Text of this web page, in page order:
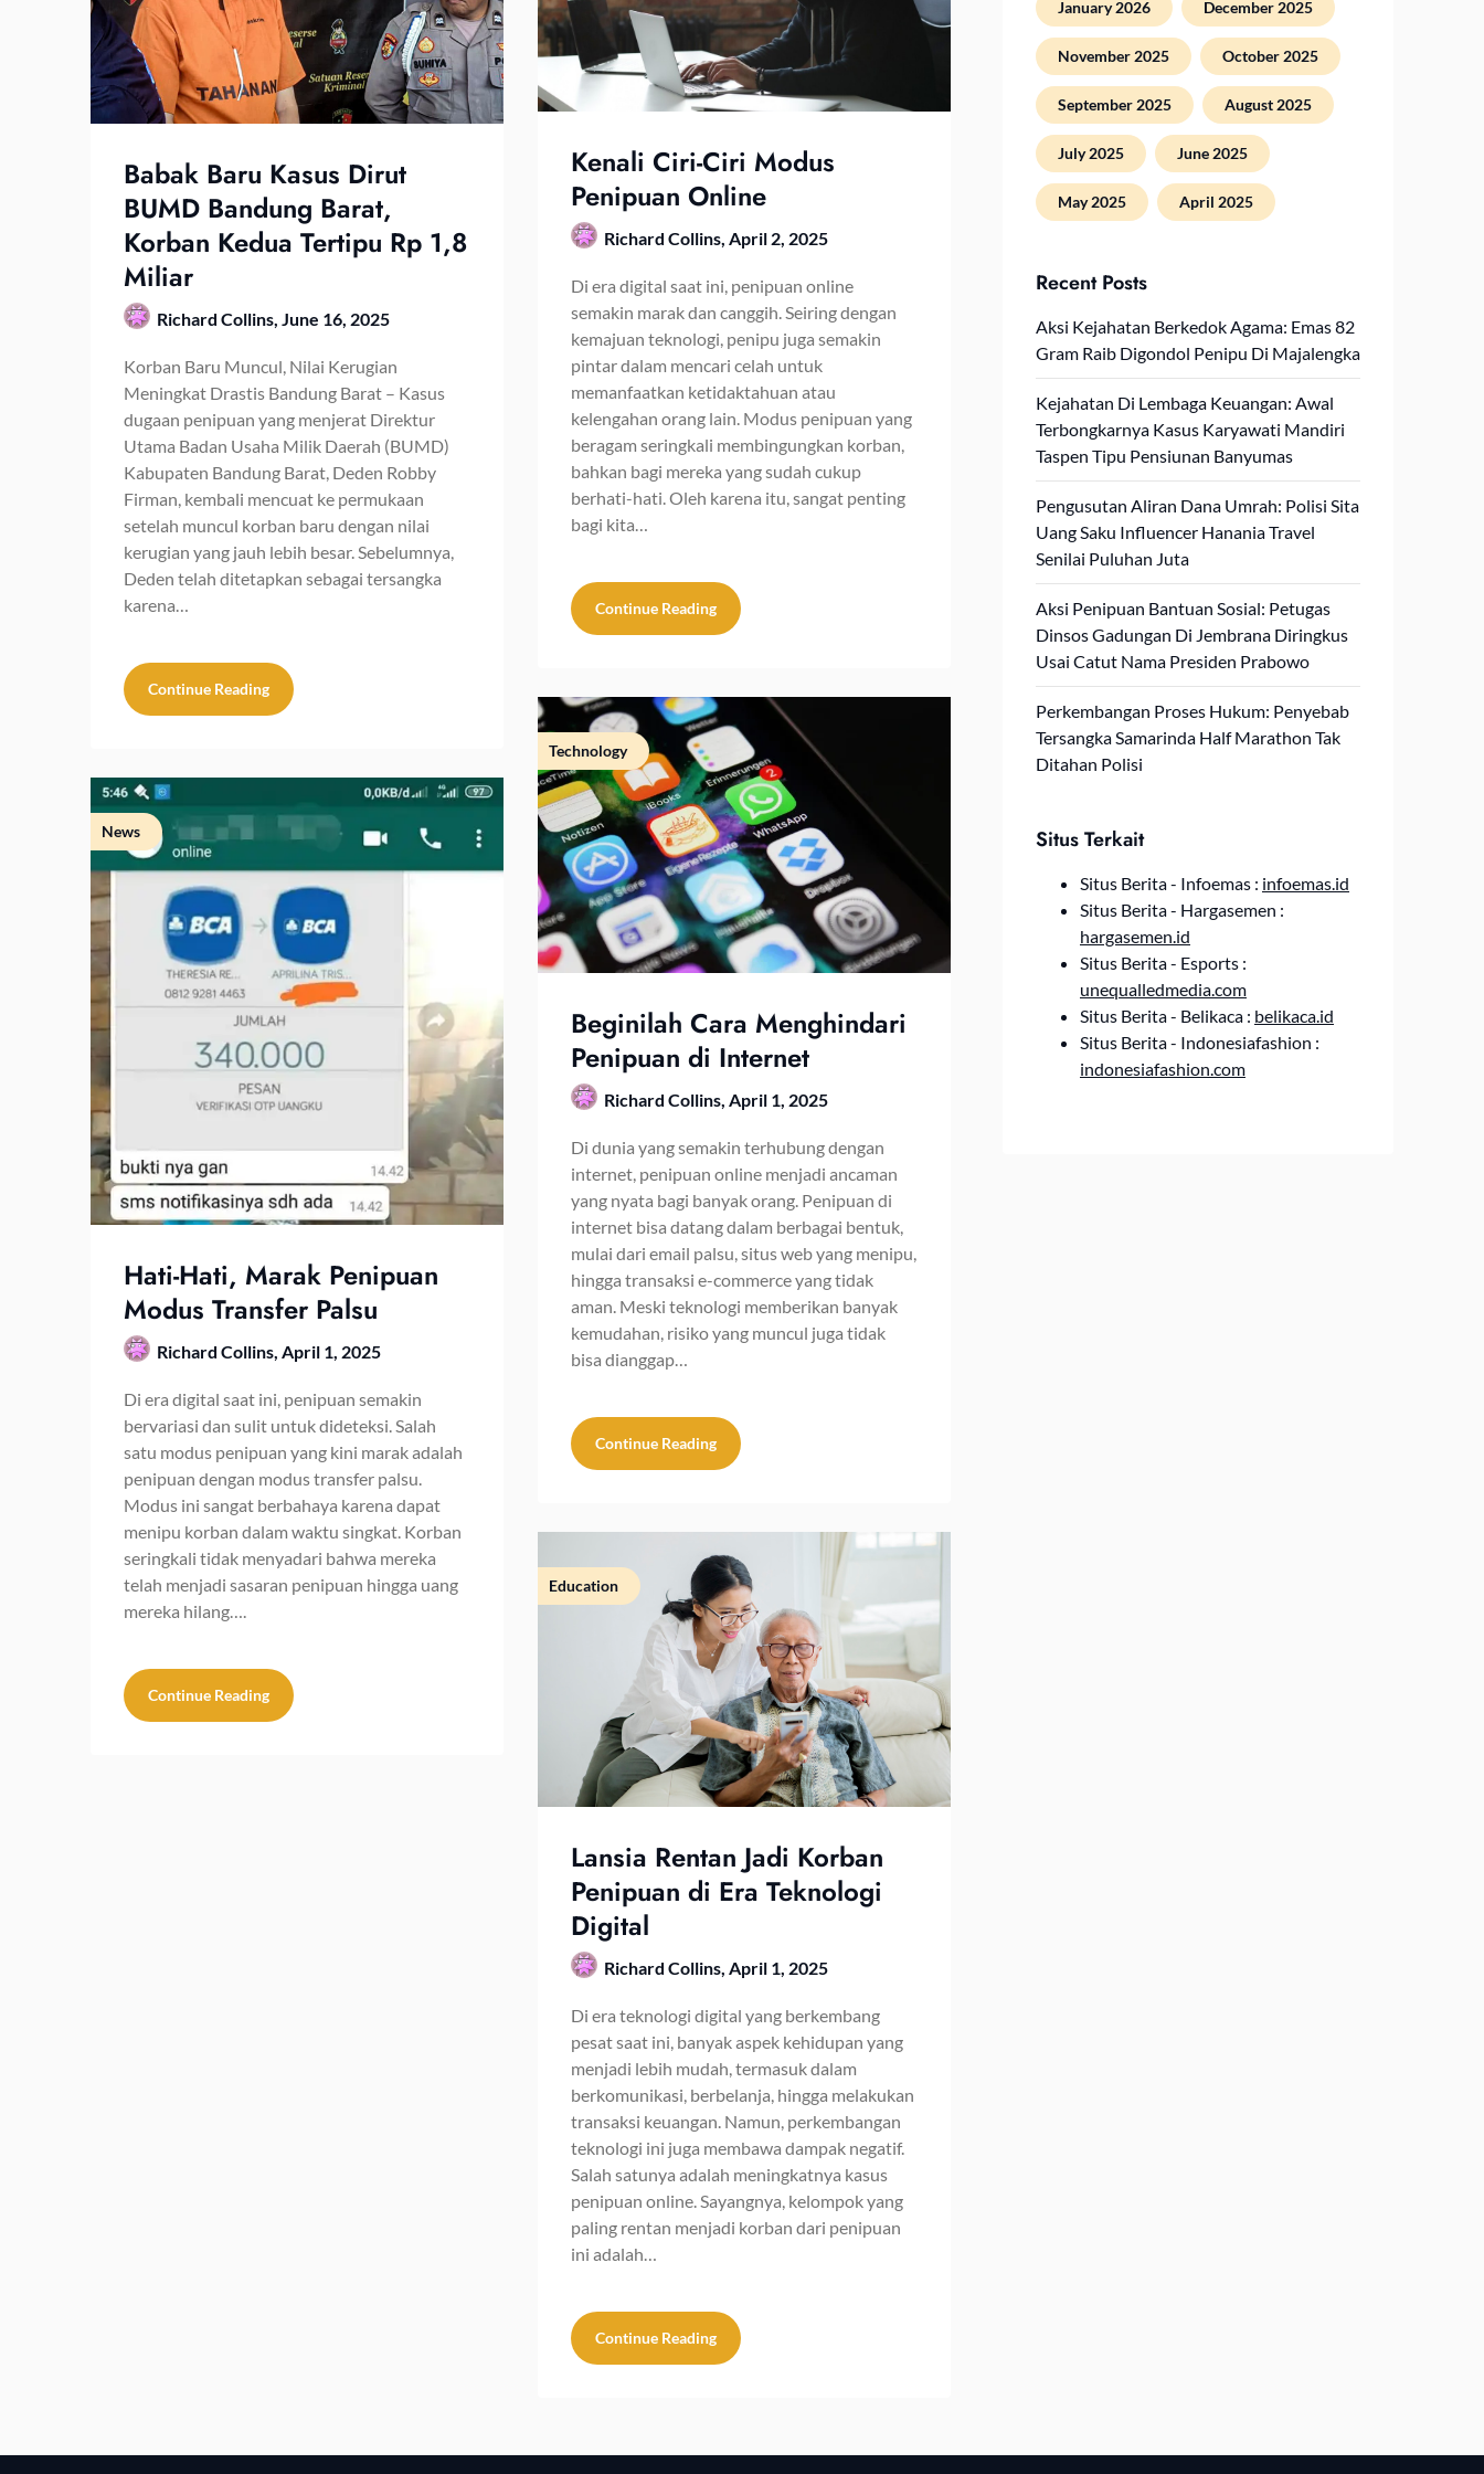
Babak Baru Kasus Dirut
BUMD Bandung Barat,
Korban Kedua Tertipu Rp 1,8
Miliar
Richard Collins, June 16, 2025
Korban Baru Muncul, Nilai Kerugian
Meningkat Drastis Bandung Barat – Kasus
dugaan penipuan yang menjerat Direktur
Utama Badan Usaha Milik Daerah (BUMD)
Kabupaten Bandung Barat, Deden Robby
Firman, kembali mencuat ke permukaan
setelah muncul korban baru dengan nilai
kerugian yang jauh lebih besar. Sebelumnya,
Deden telah ditetapkan sebagai tersangka
karena…
Continue Reading
News
Hati-Hati, Marak Penipuan
Modus Transfer Palsu
Richard Collins, April 1, 2025
Di era digital saat ini, penipuan semakin
bervariasi dan sulit untuk dideteksi. Salah
satu modus penipuan yang kini marak adalah
penipuan dengan modus transfer palsu.
Modus ini sangat berbahaya karena dapat
menipu korban dalam waktu singkat. Korban
seringkali tidak menyadari bahwa mereka
telah menjadi sasaran penipuan hingga uang
mereka hilang….
Continue Reading
Kenali Ciri-Ciri Modus
Penipuan Online
Richard Collins, April 2, 2025
Di era digital saat ini, penipuan online
semakin marak dan canggih. Seiring dengan
kemajuan teknologi, penipu juga semakin
pintar dalam mencari celah untuk
memanfaatkan ketidaktahuan atau
kelengahan orang lain. Modus penipuan yang
beragam seringkali membingungkan korban,
bahkan bagi mereka yang sudah cukup
berhati-hati. Oleh karena itu, sangat penting
bagi kita…
Continue Reading
Technology
Beginilah Cara Menghindari
Penipuan di Internet
Richard Collins, April 1, 2025
Di dunia yang semakin terhubung dengan
internet, penipuan online menjadi ancaman
yang nyata bagi banyak orang. Penipuan di
internet bisa datang dalam berbagai bentuk,
mulai dari email palsu, situs web yang menipu,
hingga transaksi e-commerce yang tidak
aman. Meski teknologi memberikan banyak
kemudahan, risiko yang muncul juga tidak
bisa dianggap…
Continue Reading
Education
Lansia Rentan Jadi Korban
Penipuan di Era Teknologi
Digital
Richard Collins, April 1, 2025
Di era teknologi digital yang berkembang
pesat saat ini, banyak aspek kehidupan yang
menjadi lebih mudah, termasuk dalam
berkomunikasi, berbelanja, hingga melakukan
transaksi keuangan. Namun, perkembangan
teknologi ini juga membawa dampak negatif.
Salah satunya adalah meningkatnya kasus
penipuan online. Sayangnya, kelompok yang
paling rentan menjadi korban dari penipuan
ini adalah…
Continue Reading
January 2026 December 2025
November 2025 October 2025
September 2025 August 2025
July 2025 June 2025
May 2025 April 2025
Recent Posts
Aksi Kejahatan Berkedok Agama: Emas 82
Gram Raib Digondol Penipu Di Majalengka
Kejahatan Di Lembaga Keuangan: Awal
Terbongkarnya Kasus Karyawati Mandiri
Taspen Tipu Pensiunan Banyumas
Pengusutan Aliran Dana Umrah: Polisi Sita
Uang Saku Influencer Hanania Travel
Senilai Puluhan Juta
Aksi Penipuan Bantuan Sosial: Petugas
Dinsos Gadungan Di Jembrana Diringkus
Usai Catut Nama Presiden Prabowo
Perkembangan Proses Hukum: Penyebab
Tersangka Samarinda Half Marathon Tak
Ditahan Polisi
Situs Terkait
Situs Berita - Infoemas : infoemas.id
Situs Berita - Hargasemen :
hargasemen.id
Situs Berita - Esports :
unequalledmedia.com
Situs Berita - Belikaca : belikaca.id
Situs Berita - Indonesiafashion :
indonesiafashion.com